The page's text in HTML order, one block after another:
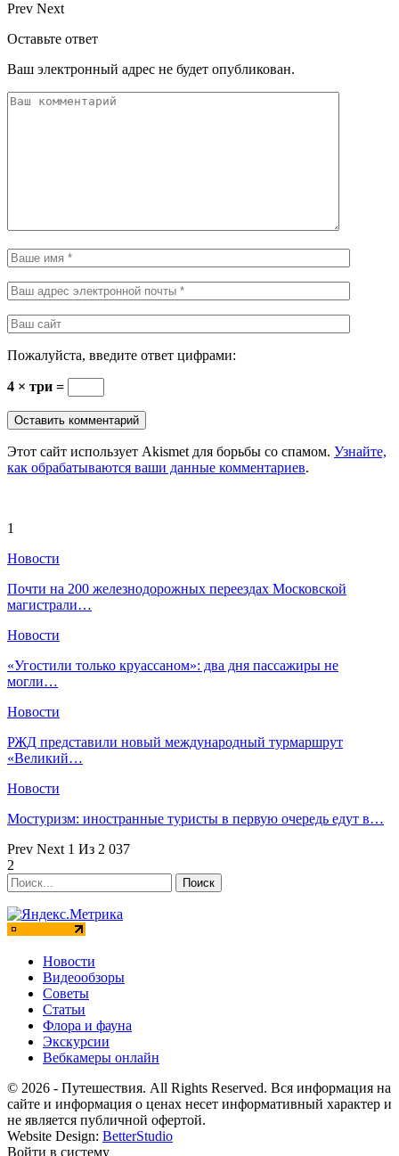
Prev Next
Оставьте ответ
Ваш электронный адрес не будет опубликован.
Пожалуйста, введите ответ цифрами:
4 × три =
Этот сайт использует Akismet для борьбы со спамом. Узнайте,
как обрабатываются ваши данные комментариев.
1
Новости
Почти на 200 железнодорожных переездах Московской
магистрали…
Новости
«Угостили только круассаном»: два дня пассажиры не
могли…
Новости
РЖД представили новый международный турмаршрут
«Великий…
Новости
Мостуризм: иностранные туристы в первую очередь едут в…
Prev Next 1 Из 2 037
2
Новости
Видеообзоры
Советы
Статьи
Флора и фауна
Экскурсии
Вебкамеры онлайн
© 2026 - Путешествия. All Rights Reserved. Вся информация на
сайте и информация о ценах несет информативный характер и
не является публичной офертой.
Website Design: BetterStudio
Войти в систему